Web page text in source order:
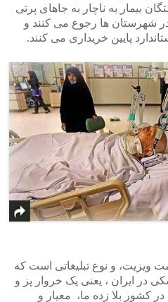
بیمار به ناچار به جاهای پرتی
شهرستان ها رجوع می کنند و
پایین خریداری می کنند.
ویزیت، و نوع تبلیغاتی است که
در ایران ، یعنی یک خروار پز و
در کشور بلا زده ما، معیار و